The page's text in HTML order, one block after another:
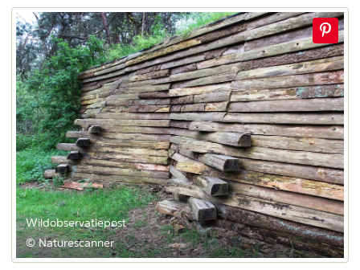
Wildobservatiepost
© Naturescanner